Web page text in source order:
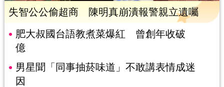
失智公公偷超商 陳明真崩潰報警親立遺囑
肥大叔國台語教煮菜爆紅 曾創年收破
億
男星聞「同事抽菸味道」不敢講表情成迷
因